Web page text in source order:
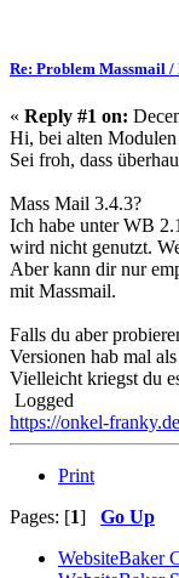
Re: Problem Massmail /
« Reply #1 on:
Hi, bei alten Modulen
Sei froh, dass
Mass Mail 3.4.3?
Ich habe unter WB
wird nicht genutzt.
Aber kann dir nur
mit Massmail.
Falls du aber
Versionen hab mal
Vielleicht kriegst du
Logged
https://onkel-franky.de
Print
Pages: [1] Go Up
WebsiteBaker